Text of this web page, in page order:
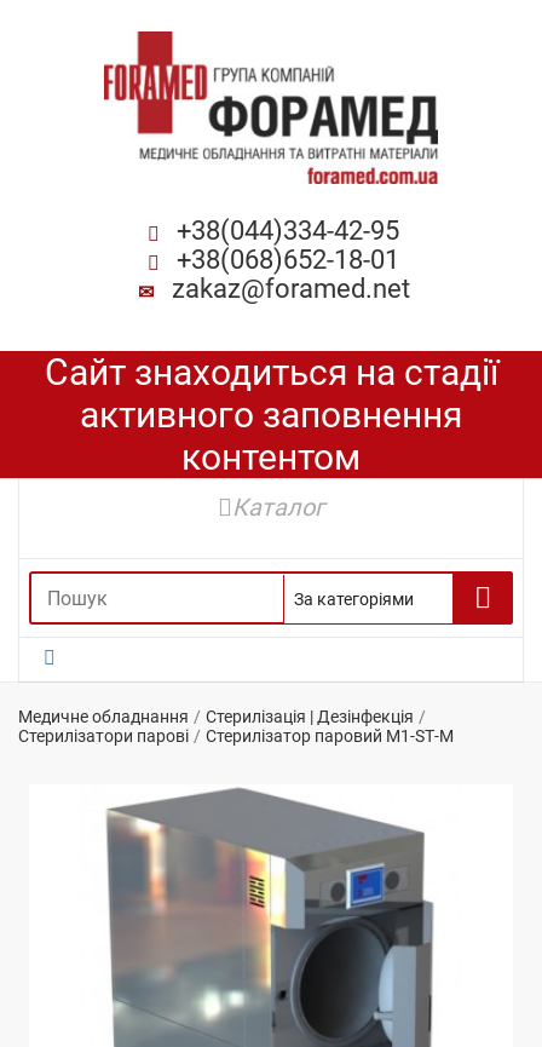
+38(044)334-42-95
+38(068)652-18-01
zakaz@foramed.net
Сайт знаходиться на стадії
активного заповнення
контентом
Каталог
Медичне обладнання
Стерилізація | Дезінфекція
Стерилізатори парові
Стерилізатор паровий М1-SТ-М